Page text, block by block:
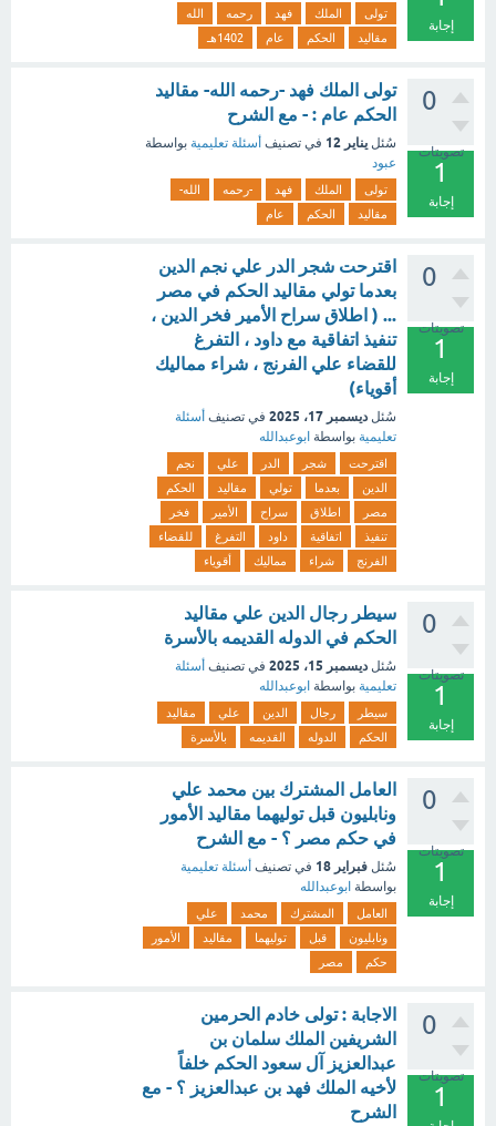
إجابة
تولى الملك فهد رحمه
الله
مقاليد
الحكم عام 1402هـ
0
تصويتات
1
إجابة
تولى الملك فهد -رحمه الله- مقاليد
الحكم عام : - مع الشرح
سُئل يناير 12 في تصنيف أسئلة تعليمية بواسطة
عبود
تولى الملك فهد -رحمه
الله-
مقاليد
الحكم عام
0
تصويتات
1
إجابة
اقترحت شجر الدر علي نجم الدين
بعدما تولي مقاليد الحكم في مصر
... ( اطلاق سراح الأمير فخر الدين ،
تنفيذ اتفاقية مع داود ، التفرغ
للقضاء علي الفرنج ، شراء مماليك
أقوياء)
سُئل ديسمبر 17، 2025 في تصنيف أسئلة
تعليمية بواسطة ابوعبدالله
اقترحت شجر الدر علي
نجم
الدين
بعدما تولي مقاليد
الحكم
مصر
اطلاق سراح الأمير
فخر
تنفيذ
اتفاقية داود التفرغ
للقضاء
الفرنج
شراء مماليك أقوياء
0
تصويتات
1
إجابة
سيطر رجال الدين علي مقاليد
الحكم في الدوله القديمه بالأسرة
سُئل ديسمبر 15، 2025 في تصنيف أسئلة
تعليمية بواسطة ابوعبدالله
سيطر رجال الدين علي
مقاليد
الحكم
الدوله القديمه بالأسرة
0
تصويتات
1
إجابة
العامل المشترك بين محمد علي
ونابليون قبل توليهما مقاليد الأمور
في حكم مصر ؟ - مع الشرح
سُئل فبراير 18 في تصنيف أسئلة تعليمية
بواسطة ابوعبدالله
العامل المشترك محمد
علي
ونابليون
قبل توليهما مقاليد
الأمور
حكم
مصر
0
تصويتات
1
الاجابة : تولى خادم الحرمين
الشريفين الملك سلمان بن
عبدالعزيز آل سعود الحكم خلفاً
لأخيه الملك فهد بن عبدالعزيز ؟ - مع
الشرح